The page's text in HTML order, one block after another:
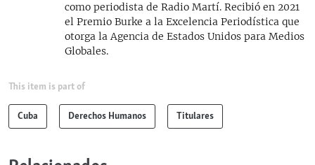
como periodista de Radio Martí. Recibió en 2021
el Premio Burke a la Excelencia Periodística que
otorga la Agencia de Estados Unidos para Medios
Globales.
This item is part of
Cuba Derechos Humanos Titulares